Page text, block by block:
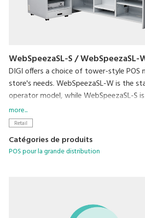
WebSpeezaSL-S / WebSpeezaSL-
DIGI offers a choice of tower-style POS
store's needs. WebSpeezaSL-W is the
operator model, while WebSpeezaSL-S
use.
WebSpeezaSL-W supports DIGI's unique
handle up to three customer
more...
Retail
Catégories de produits
POS pour la grande distribution